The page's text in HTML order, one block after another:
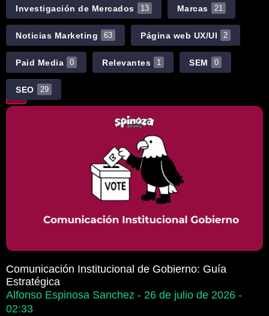
Investigación de Mercados 13 Marcas 21
Noticias Marketing 63 Página web UX/UI 2
Paid Media 0 Relevantes 1 SEM 0
SEO 29
Comunicación Institucional de Gobierno: Guía
Estratégica
Alfonso Espinosa Sanchez
26 de julio de 2026
02:33